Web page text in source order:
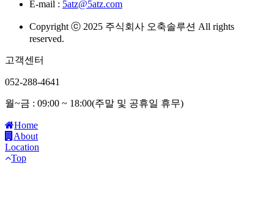
E-mail : 5atz@5atz.com
Copyright ⓒ 2025 주식회사 오축솔루션 All rights
reserved.
고객센터
052-288-4641
월~금 : 09:00 ~ 18:00(주말 및 공휴일 휴무)
Home
About
Location
Top